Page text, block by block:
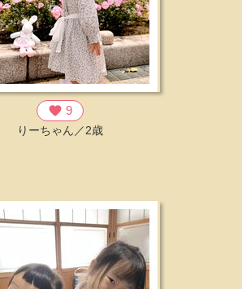
favorite 9
りーちゃん／2歳